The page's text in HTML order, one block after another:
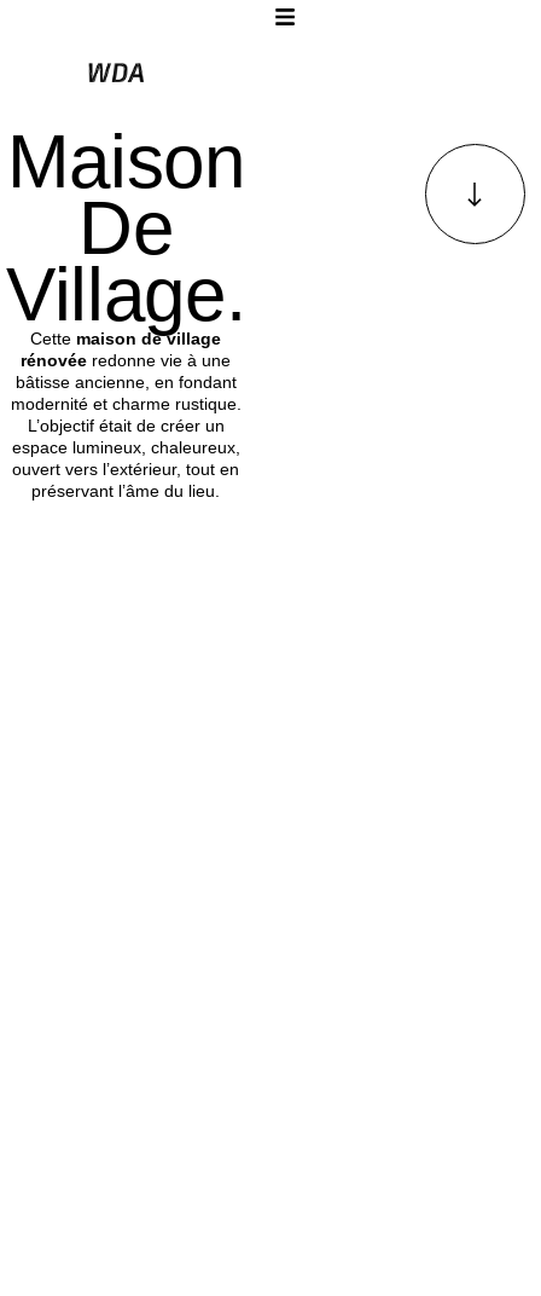
Maison
De
Village.
Cette maison de village
rénovée redonne vie à une
bâtisse ancienne, en fondant
modernité et charme rustique.
L’objectif était de créer un
espace lumineux, chaleureux,
ouvert vers l’extérieur, tout en
préservant l’âme du lieu.